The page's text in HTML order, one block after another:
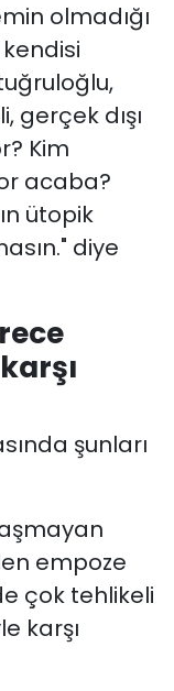
olmadığı
gerçek dışı
Kim
acaba?
ütopik
diye
şunları
empoze
çok tehlikeli
karşı